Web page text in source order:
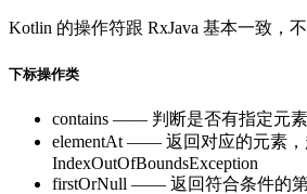
Kotlin 的操作符跟 RxJava 基本一致，
下标操作类
contains —— 判断是否有指定元素
elementAt —— 返回对应的元素
IndexOutOfBoundsException
firstOrNull —— 返回符合条件的